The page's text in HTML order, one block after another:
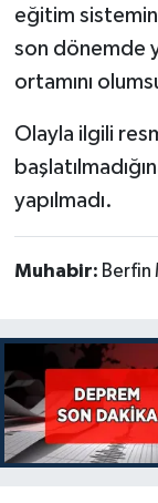
eğitim
son dönemde
ortamını
Olayla ilgili
yapılmadı.
Muhabir: Berfin